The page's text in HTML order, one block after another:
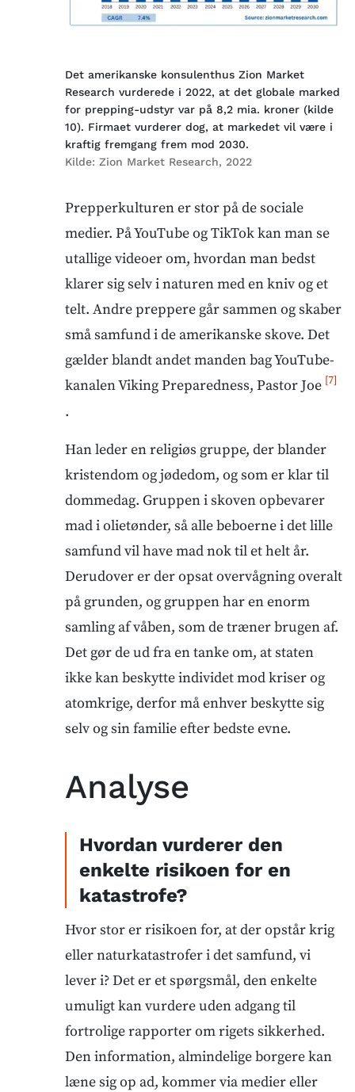
Det amerikanske konsulenthus Zion Market
Research vurderede i 2022, at det globale marked
for prepping-udstyr var på 8,2 mia. kroner (kilde
10). Firmaet vurderer dog, at markedet vil være i
kraftig fremgang frem mod 2030.
Kilde: Zion Market Research, 2022
Prepperkulturen er stor på de sociale
medier. På YouTube og TikTok kan man se
utallige videoer om, hvordan man bedst
klarer sig selv i naturen med en kniv og et
telt. Andre preppere går sammen og skaber
små samfund i de amerikanske skove. Det
gælder blandt andet manden bag YouTube-
kanalen Viking Preparedness, Pastor Joe [7]
.
Han leder en religiøs gruppe, der blander
kristendom og jødedom, og som er klar til
dommedag. Gruppen i skoven opbevarer
mad i olietønder, så alle beboerne i det lille
samfund vil have mad nok til et helt år.
Derudover er der opsat overvågning overalt
på grunden, og gruppen har en enorm
samling af våben, som de træner brugen af.
Det gør de ud fra en tanke om, at staten
ikke kan beskytte individet mod kriser og
atomkrige, derfor må enhver beskytte sig
selv og sin familie efter bedste evne.
Analyse
Hvordan vurderer den
enkelte risikoen for en
katastrofe?
Hvor stor er risikoen for, at der opstår krig
eller naturkatastrofer i det samfund, vi
lever i? Det er et spørgsmål, den enkelte
umuligt kan vurdere uden adgang til
fortrolige rapporter om rigets sikkerhed.
Den information, almindelige borgere kan
læne sig op ad, kommer via medier eller